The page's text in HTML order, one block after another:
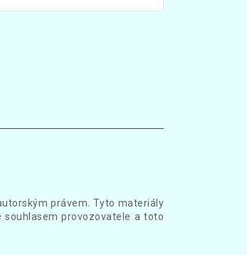
právem. Tyto materiály
souhlasem provozovatele a toto